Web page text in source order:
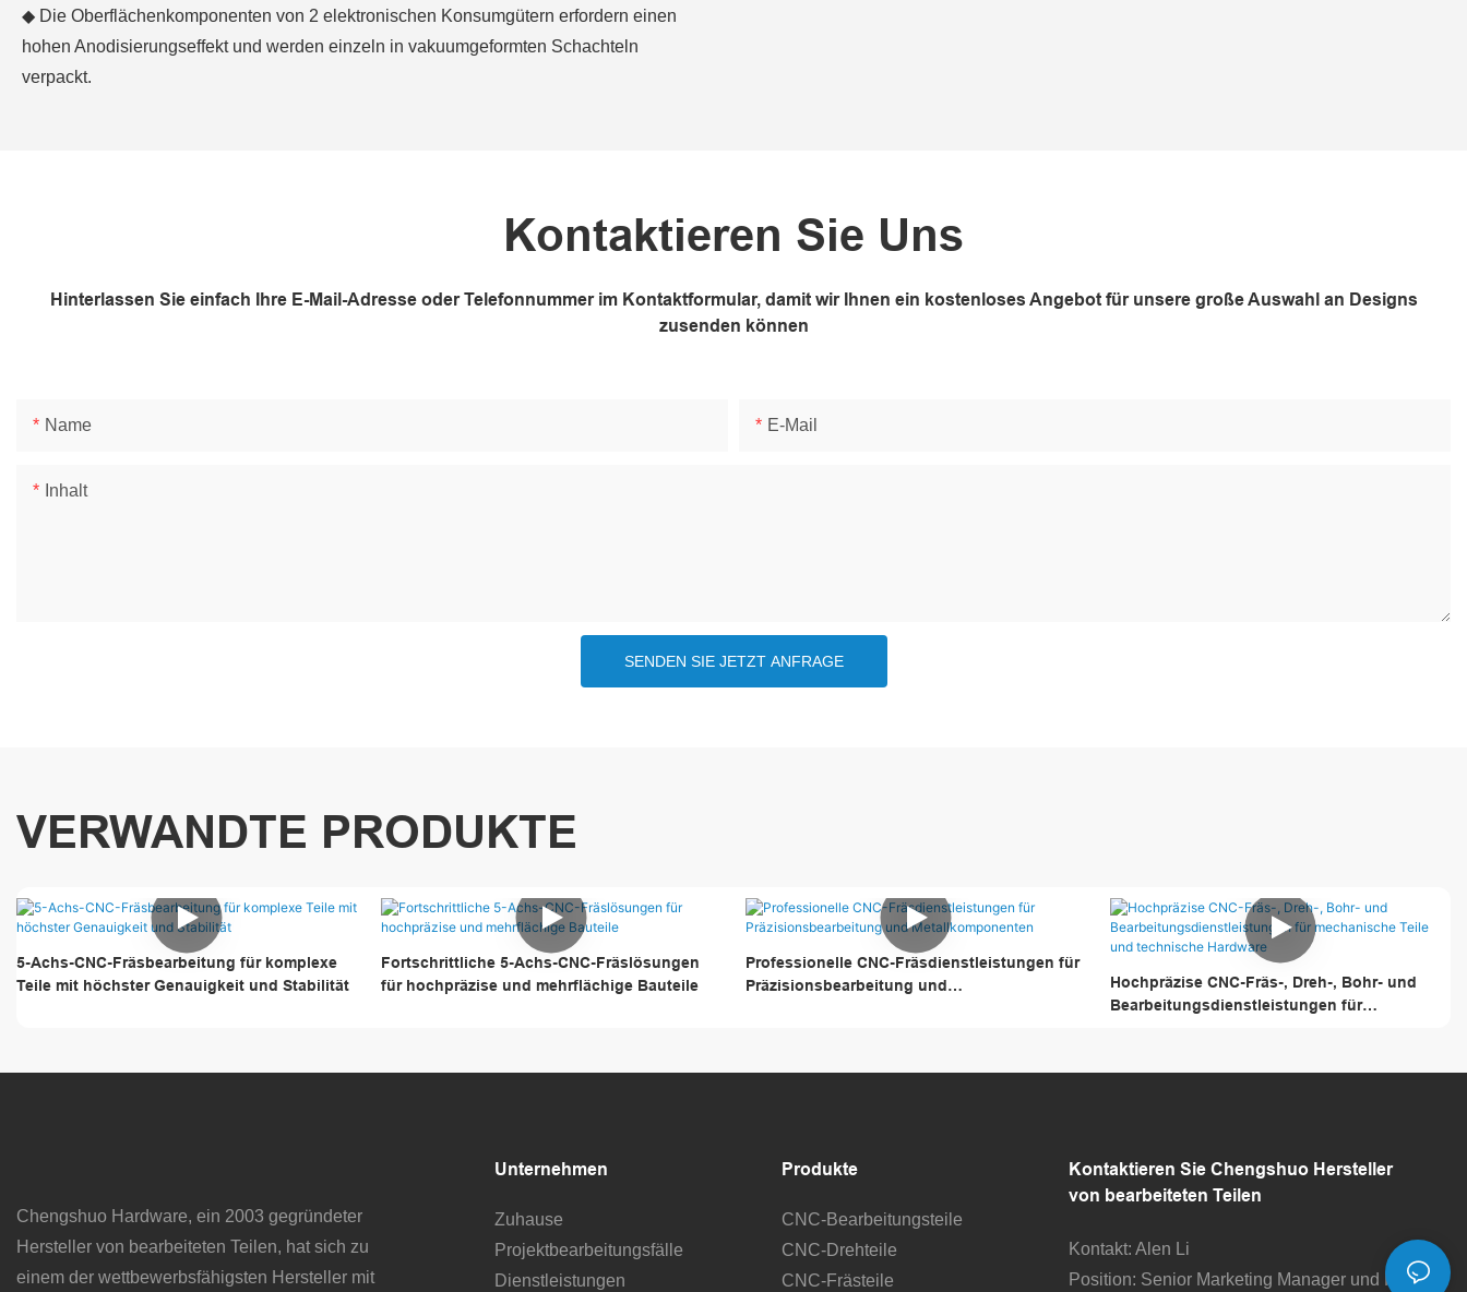
◆ Die Oberflächenkomponenten von 2 elektronischen Konsumgütern erfordern einen
hohen Anodisierungseffekt und werden einzeln in vakuumgeformten Schachteln
verpackt.
Kontaktieren Sie Uns
Hinterlassen Sie einfach Ihre E-Mail-Adresse oder Telefonnummer im Kontaktformular, damit wir Ihnen ein kostenloses Angebot für unsere große Auswahl an Designs
zusenden können
Name E-Mail
Inhalt
SENDEN SIE JETZT ANFRAGE
VERWANDTE PRODUKTE
5-Achs-CNC-Fräsbearbeitung für komplexe
Teile mit höchster Genauigkeit und Stabilität
Fortschrittliche 5-Achs-CNC-Fräslösungen
für hochpräzise und mehrflächige Bauteile
Professionelle CNC-Fräsdienstleistungen für
Präzisionsbearbeitung und
Hochpräzise CNC-Fräs-, Dreh-, Bohr- und
Bearbeitungsdienstleistungen für
Chengshuo Hardware, ein 2003 gegründeter
Hersteller von bearbeiteten Teilen, hat sich zu
einem der wettbewerbsfähigsten Hersteller mit
Unternehmen
Zuhause
Projektbearbeitungsfälle
Dienstleistungen
Produkte
CNC-Bearbeitungsteile
CNC-Drehteile
CNC-Frästeile
Kontaktieren Sie Chengshuo Hersteller
von bearbeiteten Teilen
Kontakt: Alen Li
Position: Senior Marketing Manager und PR-